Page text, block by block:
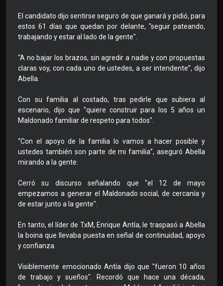
El candidato dijo sentirse seguro de que ganará y pidió, para
estos 61 días que quedan por delante, "seguir pateando,
trabajando y estar al lado de la gente".
“A no bajar los brazos, sin agredir a nadie y con propuestas
claras voy, con cada uno de ustedes, a ser intendente”, dijo
Abella.
Con su familia al costado, tras pedirle que subiera al
escenario, dijo que "quiere construir para los 5 años un
Maldonado familiar de respeto para todos".
“Con el apoyo de la familia lo vamos a hacer posible y
ustedes también son parte de mi familia”, aseguró Abella
mirando a la gente.
Cerró su discurso señalando que "el 12 de mayo
empezamos a generar el Maldonado social, de cercanía y
de estar junto a la gente".
En tanto, el líder de TxM, Enrique Antía, le traspasó a Abella
la boina que llevaba puesta en señal de continuidad, apoyo
y confianza.
Visiblemente emocionado Antía dijo que "fueron 10 años
de trabajo y sueños". Recordó que hace una década,